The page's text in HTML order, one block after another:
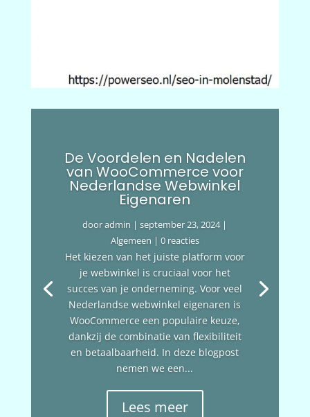
De Voordelen en Nadelen
van WooCommerce voor
Nederlandse Webwinkel
Eigenaren
dooradmin |september 23, 2024|
Algemeen | 0 reacties
Het kiezen van het juiste platform voor
je webwinkel is cruciaal voor het
succes van je onderneming. Voor veel
Nederlandse webwinkel eigenaren is
WooCommerce een populaire keuze,
dankzij de combinatie van flexibiliteit
en betaalbaarheid. In deze blogpost
nemen we een...
Lees meer